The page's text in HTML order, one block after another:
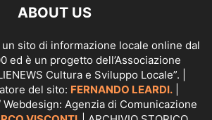
ABOUT US
sito di informazione locale online dal
ed è un progetto dell’Associazione
Cultura e Sviluppo Locale”. |
del sito: FERNANDO LEARDI.
Agenzia di Comunicazione